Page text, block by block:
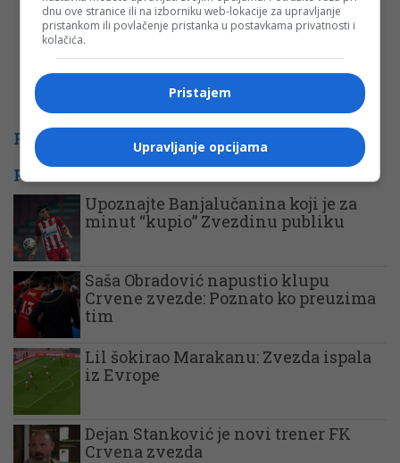
PROMO
POVEZANE VIJESTI
Upoznajte Banjalučanina koji je za
minut “kupio” Zvezdinu publiku
Saša Obradović napustio klupu
Crvene zvezde: Poznato ko preuzima
tim
Lil šokirao Marakanu: Zvezda ispala
iz Evrope
Dejan Stanković je novi trener FK
Crvena zvezda
dnu ove stranice ili na izborniku web-lokacije za upravljanje
pristankom ili povlačenje pristanka u postavkama privatnosti i
kolačića.
Pristajem
Upravljanje opcijama